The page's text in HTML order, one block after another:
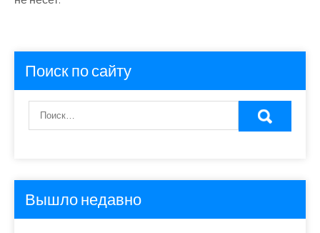
Поиск по сайту
Вышло недавно